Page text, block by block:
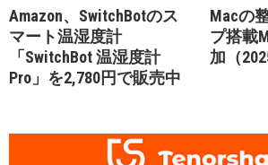
Amazon、SwitchBotのス
マート温湿度計
「SwitchBot 温湿度計
Pro」を2,780円で販売中
Macの
プ搭載
加（